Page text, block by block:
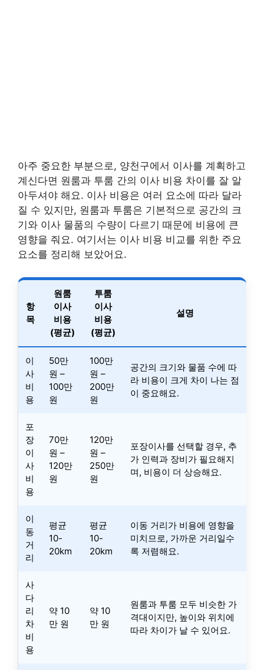
아주 중요한 부분으로, 양천구에서 이사를 계획하고
계신다면 원룸과 투룸 간의 이사 비용 차이를 잘 알
아두셔야 해요. 이사 비용은 여러 요소에 따라 달라
질 수 있지만, 원룸과 투룸은 기본적으로 공간의 크
기와 이사 물품의 수량이 다르기 때문에 비용에 큰
영향을 줘요. 여기서는 이사 비용 비교를 위한 주요
요소를 정리해 보았어요.
항
목
원룸
이사
비용
(평균)
투룸
이사
비용
(평균)
설명
이
사
비
용
50만
원 –
100만
원
100만
원 –
200만
원
공간의 크기와 물품 수에 따
라 비용이 크게 차이 나는 점
이 중요해요.
포
장
이
사
비
용
70만
원 –
120만
원
120만
원 –
250만
원
포장이사를 선택할 경우, 추
가 인력과 장비가 필요해지
며, 비용이 더 상승해요.
이
동
거
리
평균
10-
20km
평균
10-
20km
이동 거리가 비용에 영향을
미치므로, 가까운 거리일수
록 저렴해요.
사
다
리
차
비
용
약 10
만 원
약 10
만 원
원룸과 투룸 모두 비슷한 가
격대이지만, 높이와 위치에
따라 차이가 날 수 있어요.